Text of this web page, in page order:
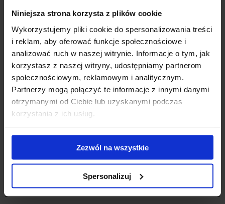
Niniejsza strona korzysta z plików cookie
Wykorzystujemy pliki cookie do spersonalizowania treści
i reklam, aby oferować funkcje społecznościowe i
analizować ruch w naszej witrynie. Informacje o tym, jak
korzystasz z naszej witryny, udostępniamy partnerom
społecznościowym, reklamowym i analitycznym.
Partnerzy mogą połączyć te informacje z innymi danymi
otrzymanymi od Ciebie lub uzyskanymi podczas
korzystania z ich usług.
Zezwól na wszystkie
Spersonalizuj
istotny sposób wpływa na poprawę estetyki.
Ich konstrukcja jest bezpieczna, atrakcyjna i wydajna,
wyróżnia się lepszym współczynnikiem aerodynamicznym,
lepszym tłumieniem hałasu i mniejszym zużyciem paliwa.
Belki dachowe Cruz Airo Fuse wyróżniają się łatwym
montażem na dachu pojazdu oraz łatwą instalacją
wszelkiego rodzaju akcesoriów w górnej szczelinie profilu.
Specyfikacja
Carens 5d MPV
zintegrowany reling (mk
III) (2013-> 2016)